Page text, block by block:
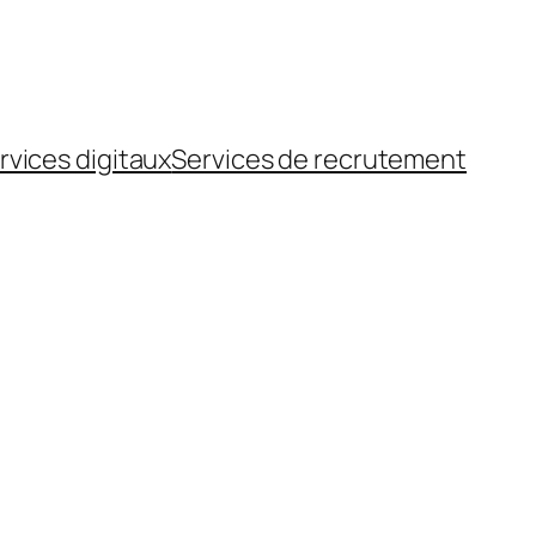
digitauxServices de recrutement